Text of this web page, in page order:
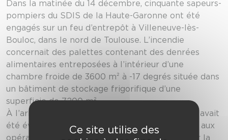
Dans la matinée du 14 décembre, cinquante sapeurs-
pompiers du SDIS de la Haute-Garonne ont été
engagés sur un feu d’entrepôt à Villeneuve-lès-
Bouloc, dans le nord de Toulouse. L’incendie
concernait des palettes contenant des denrées
alimentaires entreposées à l’intérieur d’une
chambre froide de 3600 m² à -17 degrés située dans
un bâtiment de stockage frigorifique d’une
superficie de 7200 m².
À l’arrivée des secours, l’ensemble des salariés avait
été évacué. Les sapeurs-pompiers ont procédé aux
opérations d’extinction rendues difficiles de par la
Ce site utilise des